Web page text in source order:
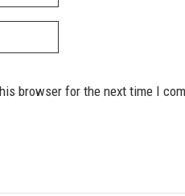
browser for the next time I